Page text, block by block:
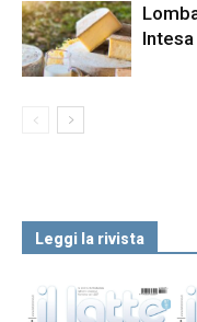
Leggi la rivista